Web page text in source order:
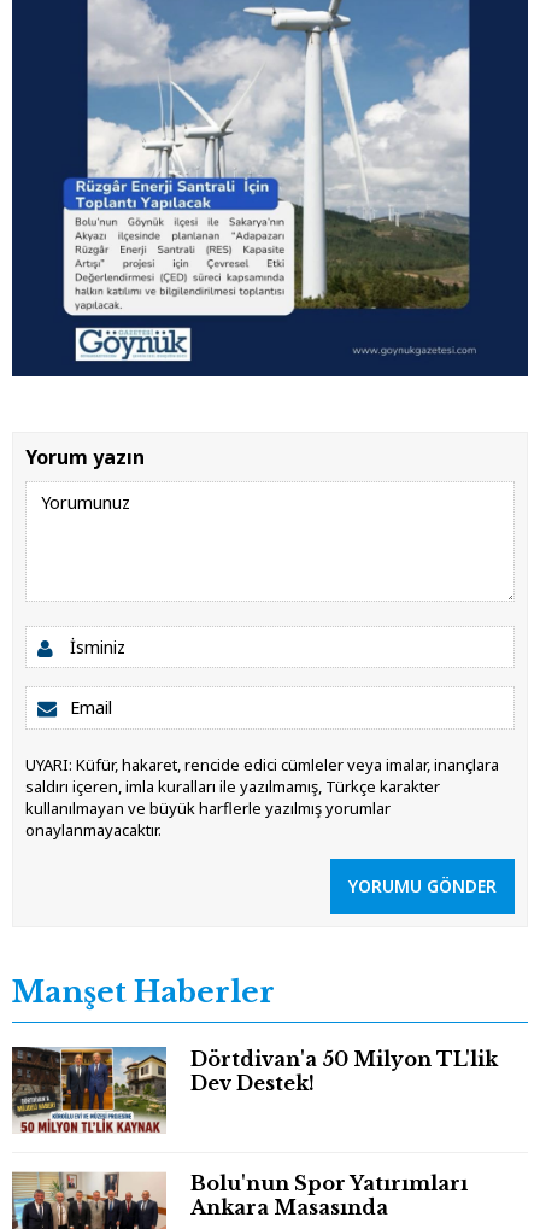
Yorum yazın
UYARI: Küfür, hakaret, rencide edici cümleler veya imalar, inançlara
saldırı içeren, imla kuralları ile yazılmamış, Türkçe karakter
kullanılmayan ve büyük harflerle yazılmış yorumlar
onaylanmayacaktır.
YORUMU GÖNDER
Manşet Haberler
Dörtdivan'a 50 Milyon TL'lik
Dev Destek!
Bolu'nun Spor Yatırımları
Ankara Masasında